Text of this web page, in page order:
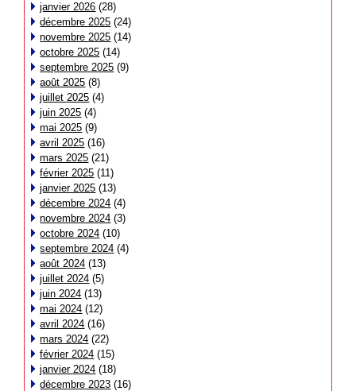
janvier 2026 (28)
décembre 2025 (24)
novembre 2025 (14)
octobre 2025 (14)
septembre 2025 (9)
août 2025 (8)
juillet 2025 (4)
juin 2025 (4)
mai 2025 (9)
avril 2025 (16)
mars 2025 (21)
février 2025 (11)
janvier 2025 (13)
décembre 2024 (4)
novembre 2024 (3)
octobre 2024 (10)
septembre 2024 (4)
août 2024 (13)
juillet 2024 (5)
juin 2024 (13)
mai 2024 (12)
avril 2024 (16)
mars 2024 (22)
février 2024 (15)
janvier 2024 (18)
décembre 2023 (16)